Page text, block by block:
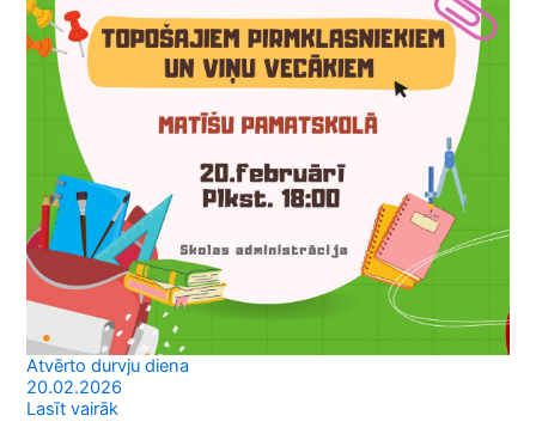
Atvērto durvju diena
20.02.2026
Lasīt vairāk